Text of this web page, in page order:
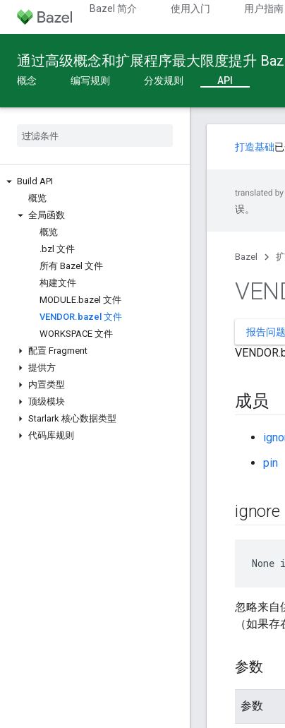
Bazel 简介 使用入门 用户指南
通过高级概念和扩展程序最大限度提升
概念 编写规则 分发规则 API
Build API
概览
全局函数
概览
.bzl 文件
所有 Bazel 文件
构建文件
MODULE.bazel 文件
VENDOR. bazel 文件
WORKSPACE 文件
配置 Fragment
提供方
内置类型
顶级模块
Starlark 核心数据类型
代码库规则
打造基础
误。
Bazel
报告问题
成员
pin
ignore
None
忽略来自
（如果存
参数
参数